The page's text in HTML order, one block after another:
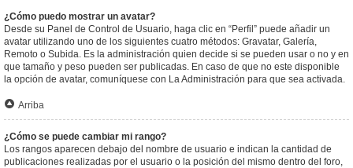
¿Cómo puedo mostrar un avatar?
Desde su Panel de Control de Usuario, haga clic en “Perfil” puede añadir un
avatar utilizando uno de los siguientes cuatro métodos: Gravatar, Galería,
Remoto o Subida. Es la administración quien decide si se pueden usar o no y en
que tamaño y peso pueden ser publicadas. En caso de que no este disponible
la opción de avatar, comuníquese con La Administración para que sea activada.
Arriba
¿Cómo se puede cambiar mi rango?
Los rangos aparecen debajo del nombre de usuario e indican la cantidad de
publicaciones realizadas por el usuario o la posición del mismo dentro del foro,